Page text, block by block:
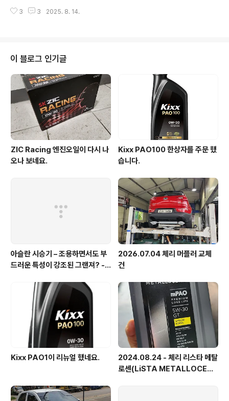
지 좋아져서 너무 맘에 들어 하던 중이였습니다. 그런데 이
에서 킥스파오100으로 NEW 리뉴얼! (Kixx PAO 100 0
W-30, 0W-40) - 제품정보 - Kixx 엔프리미엄 엔진오일
의 새로운 기준을 제시했던 Kixx PAO 1(킥스 파오 원)이
새 이름 ‘Kixx PAO 100(킥스 파오 백)’으로 돌아왔습니
다! 많은 분..
3 3 2025. 8. 14.
이 블로그 인기글
ZIC Racing 엔진오일이 다시 나
오나 보네요.
Kixx PAO100 한상자를 주문 했
습니다.
아슬란 시승기 – 조용하면서도 부
드러운 특성이 강조된 그랜져? - 1
2026.07.04 체리 머플러 교체
건
Kixx PAO1이 리뉴얼 했네요.
2024.08.24 - 체리 리스타 메탈
로센(LiSTA METALLOCEN